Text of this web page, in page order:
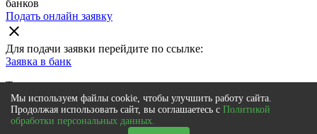
банков
Подать онлайн заявку
close
Для подачи заявки перейдите по ссылке:
Заявка в банк
Также мы рекомендуем
Онлайн заявка на автокредит во все банки
Просто заполните единую анкету и за 1 час ее одобрят до 5
Мы используем файлы cookie, чтобы улучшить работу сайта.
Продолжая использовать сайт, вы соглашаетесь с Политикой
обработки персональных данных.